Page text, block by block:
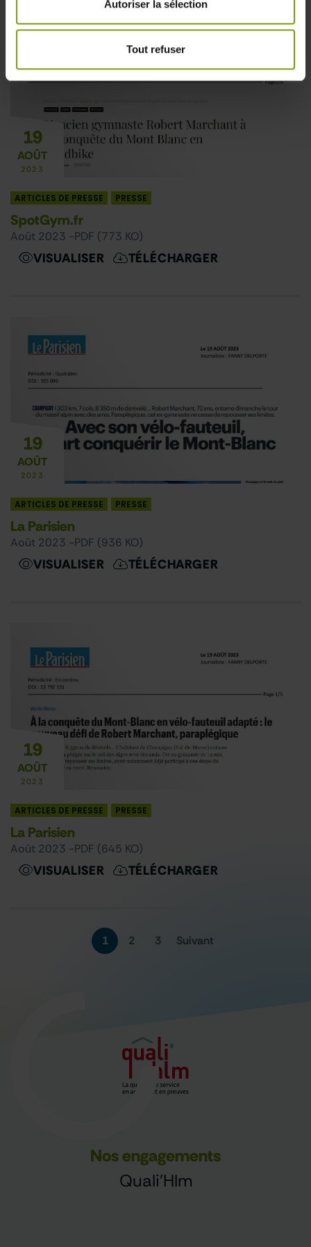
Autoriser la sélection
Tout refuser
19
AOÛT
2023
ARTICLES DE PRESSE PRESSE
SpotGym.fr
août 2023 -PDF (773 KO)
VISUALISER TÉLÉCHARGER
19
AOÛT
2023
ARTICLES DE PRESSE PRESSE
La Parisien
août 2023 -PDF (936 KO)
VISUALISER TÉLÉCHARGER
19
AOÛT
2023
ARTICLES DE PRESSE PRESSE
La Parisien
août 2023 -PDF (645 KO)
VISUALISER TÉLÉCHARGER
1 2 3 Suivant
Nos engagements
Quali'Hlm